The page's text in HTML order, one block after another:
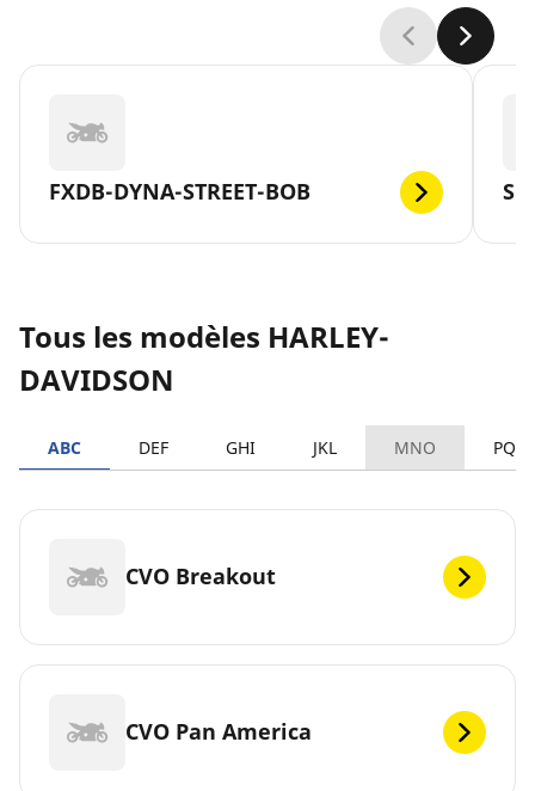
FXDB-DYNA-STREET-BOB
Tous les modèles HARLEY-
DAVIDSON
ABC DEF GHI JKL MNO PQRS
CVO Breakout
CVO Pan America